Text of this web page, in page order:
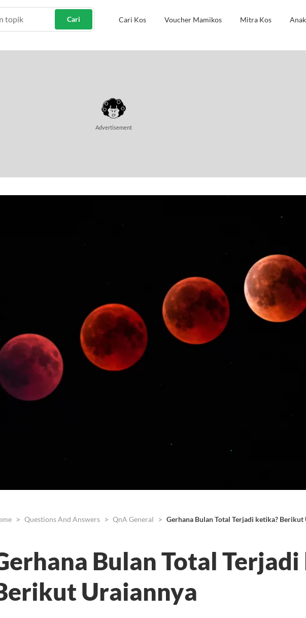
Cari Cari Kos Voucher Mamikos Mitra Kos
Advertisement
Questions And Answers QnA General Gerhana Bulan Total Terjadi ketika? Berikut
Bulan Total
Uraiannya